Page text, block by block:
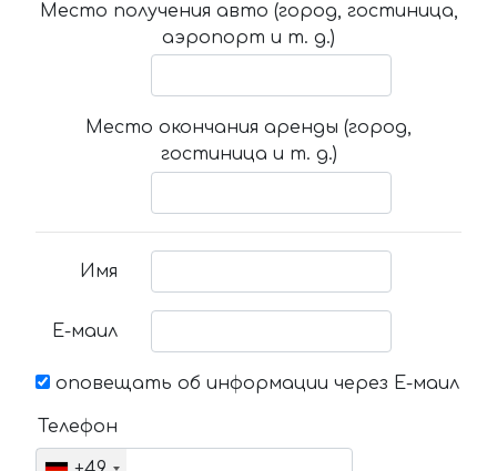
Место получения авто (город, гостиница,
аэропорт и т. д.)
Место окончания аренды (город,
гостиница и т. д.)
Имя
Е-маил
оповещать об информации через Е-маил
Телефон